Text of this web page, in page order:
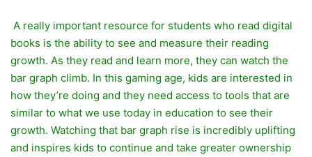
A really important resource for students who read digital
books is the ability to see and measure their reading
growth. As they read and learn more, they can watch the
bar graph climb. In this gaming age, kids are interested in
how they’re doing and they need access to tools that are
similar to what we use today in education to see their
growth. Watching that bar graph rise is incredibly uplifting
and inspires kids to continue and take greater ownership